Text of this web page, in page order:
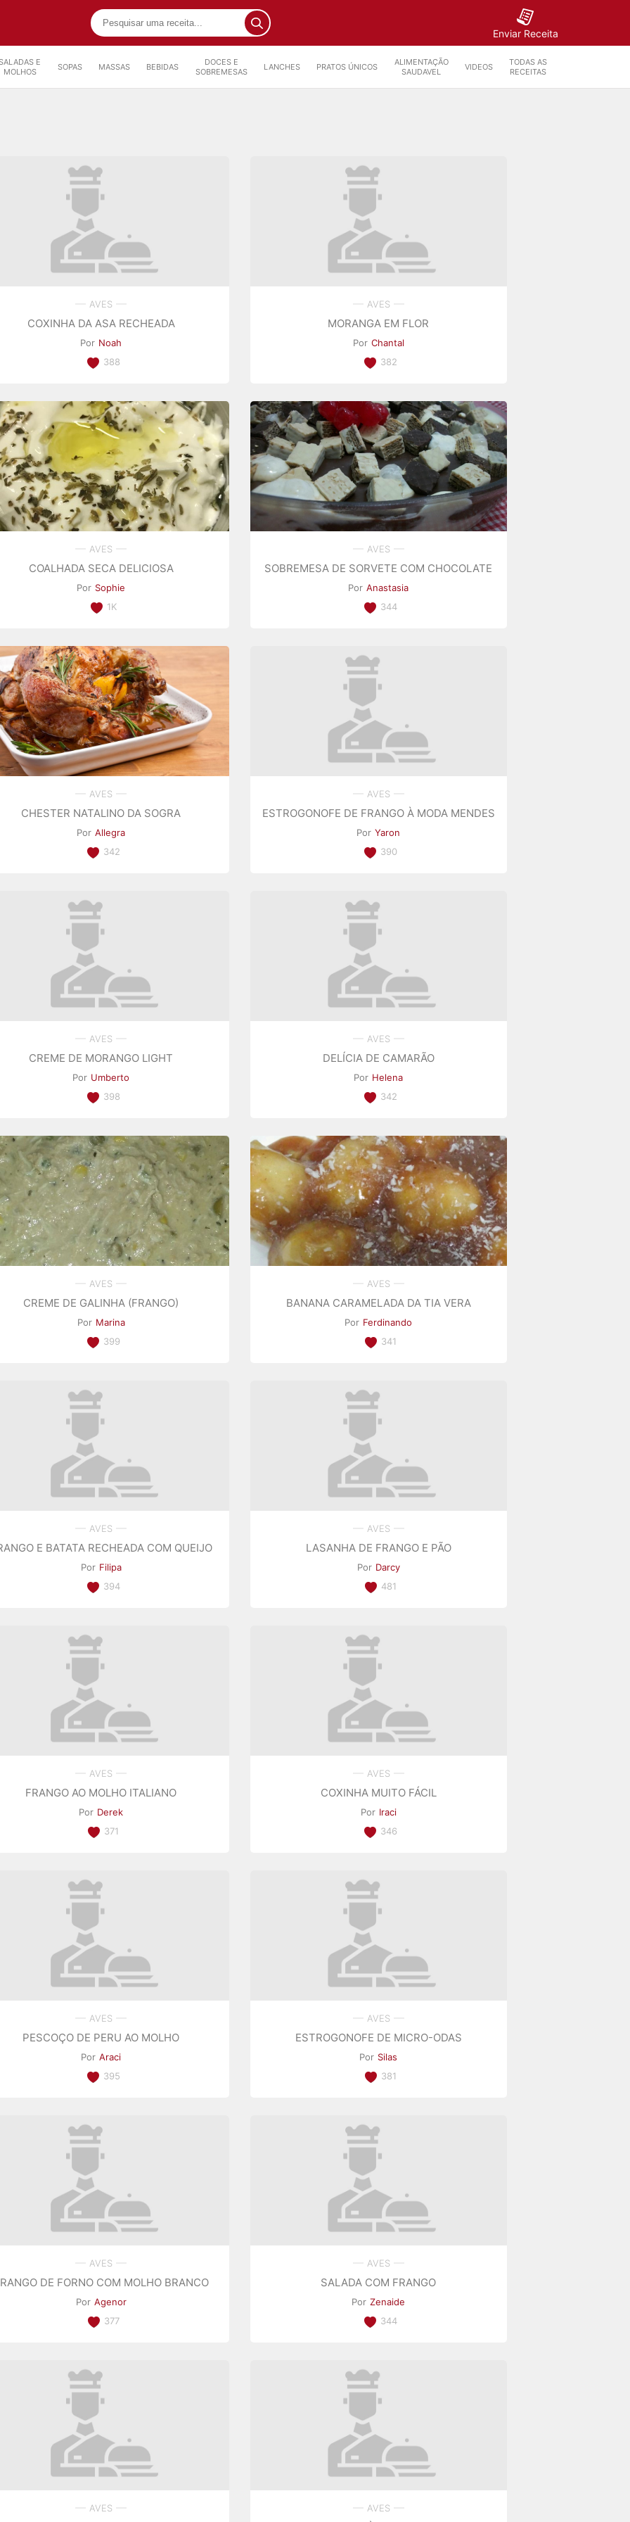
Enviar Receita
E
MOLHOS
SOPAS MASSAS BEBIDAS
DOCES E
SOBREMESAS
LANCHES PRATOS ÚNICOS
ALIMENTAÇÃO
SAUDAVEL
VIDEOS
TODAS AS
RECEITAS
AVES
COXINHA DA ASA RECHEADA
Por Noah
388
AVES
MORANGA EM FLOR
Por Chantal
382
AVES
COALHADA SECA DELICIOSA
Por Sophie
1K
AVES
SOBREMESA DE SORVETE COM CHOCOLATE
Por Anastasia
344
AVES
CHESTER NATALINO DA SOGRA
Por Allegra
342
AVES
ESTROGONOFE DE FRANGO À MODA MENDES
Por Yaron
390
AVES
CREME DE MORANGO LIGHT
Por Umberto
398
AVES
DELÍCIA DE CAMARÃO
Por Helena
342
AVES
CREME DE GALINHA (FRANGO)
Por Marina
399
AVES
BANANA CARAMELADA DA TIA VERA
Por Ferdinando
341
AVES
E BATATA RECHEADA COM QUEIJO
Por Filipa
394
AVES
LASANHA DE FRANGO E PÃO
Por Darcy
481
AVES
FRANGO AO MOLHO ITALIANO
Por Derek
371
AVES
COXINHA MUITO FÁCIL
Por Iraci
346
AVES
PESCOÇO DE PERU AO MOLHO
Por Araci
395
AVES
ESTROGONOFE DE MICRO-ODAS
Por Silas
381
AVES
DE FORNO COM MOLHO BRANCO
Por Agenor
377
AVES
SALADA COM FRANGO
Por Zenaide
344
AVES AVES